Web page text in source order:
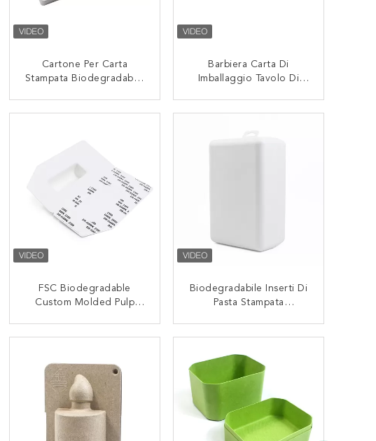
Cartone Per Carta
Stampata Biodegradabile
CONTATTACI
Barbiera Carta Di
Imballaggio Tavolo Di
CONTATTACI
FSC Biodegradable
Custom Molded Pulp
CONTATTACI
Biodegradabile Inserti Di
Pasta Stampata
CONTATTACI